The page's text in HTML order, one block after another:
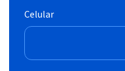
Celular